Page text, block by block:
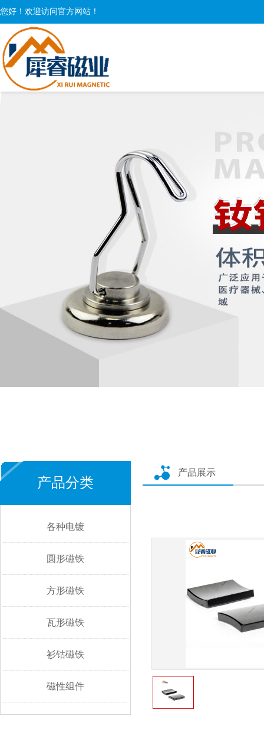
您好！欢迎访问官方网站！
产品分类
各种电镀
圆形磁铁
方形磁铁
瓦形磁铁
衫钴磁铁
磁性组件
产品展示